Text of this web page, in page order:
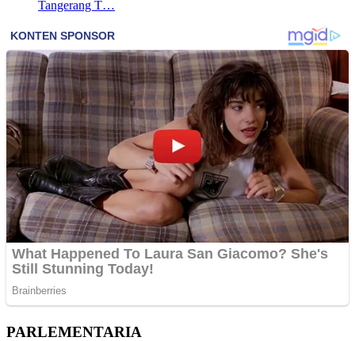
Tangerang T…
PARLEMENTARIA